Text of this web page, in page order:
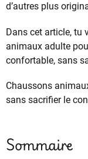
d’autres plus
Dans cet article, tu
animaux adulte
confortable, sans
Chaussons
sans sacrifier le
Sommaire